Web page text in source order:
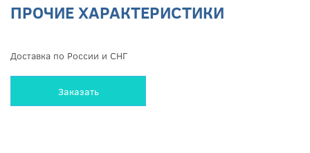
ПРОЧИЕ ХАРАКТЕРИСТИКИ
Доставка по России и СНГ
Заказать